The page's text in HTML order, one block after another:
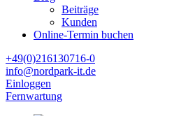
Beiträge
Kunden
Online-Termin buchen
+49(0)216130716-0
info@nordpark-it.de
Einloggen
Fernwartung